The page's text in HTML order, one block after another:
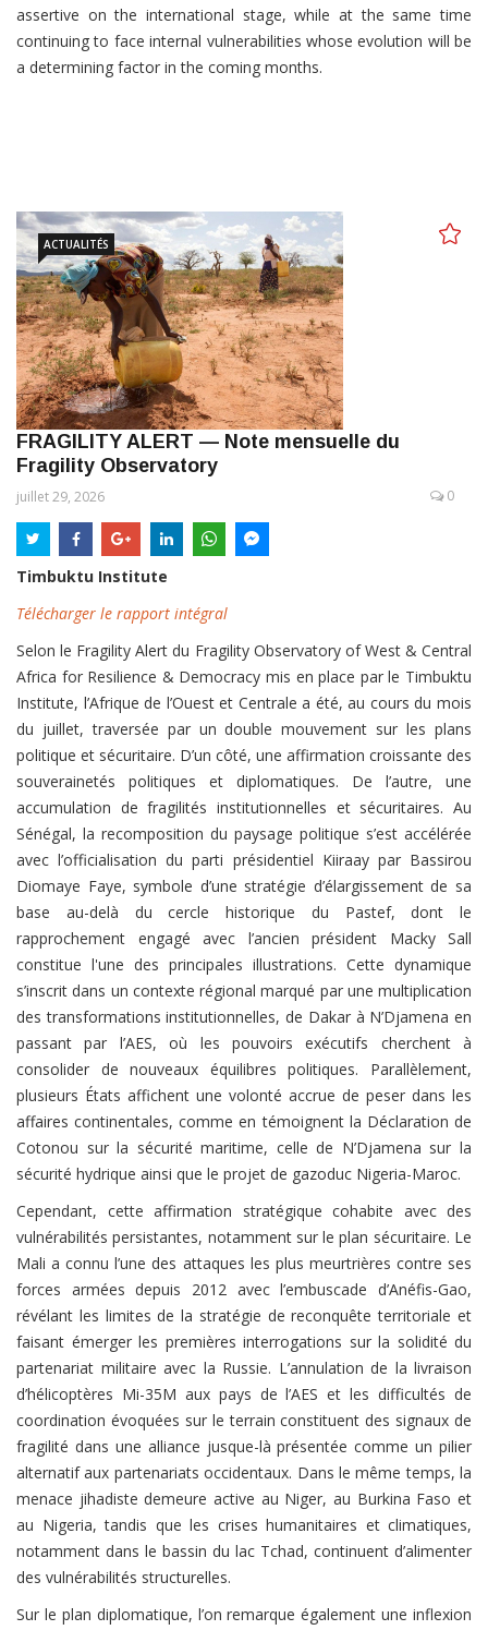
assertive on the international stage, while at the same time
continuing to face internal vulnerabilities whose evolution will be
a determining factor in the coming months.
ACTUALITÉS
FRAGILITY ALERT — Note mensuelle du
Fragility Observatory
juillet 29, 2026 0
Timbuktu Institute
Télécharger le rapport intégral
Selon le Fragility Alert du Fragility Observatory of West & Central
Africa for Resilience & Democracy mis en place par le Timbuktu
Institute, l’Afrique de l’Ouest et Centrale a été, au cours du mois
du juillet, traversée par un double mouvement sur les plans
politique et sécuritaire. D’un côté, une affirmation croissante des
souverainetés politiques et diplomatiques. De l’autre, une
accumulation de fragilités institutionnelles et sécuritaires. Au
Sénégal, la recomposition du paysage politique s’est accélérée
avec l’officialisation du parti présidentiel Kiiraay par Bassirou
Diomaye Faye, symbole d’une stratégie d’élargissement de sa
base au-delà du cercle historique du Pastef, dont le
rapprochement engagé avec l’ancien président Macky Sall
constitue l'une des principales illustrations. Cette dynamique
s’inscrit dans un contexte régional marqué par une multiplication
des transformations institutionnelles, de Dakar à N’Djamena en
passant par l’AES, où les pouvoirs exécutifs cherchent à
consolider de nouveaux équilibres politiques. Parallèlement,
plusieurs États affichent une volonté accrue de peser dans les
affaires continentales, comme en témoignent la Déclaration de
Cotonou sur la sécurité maritime, celle de N’Djamena sur la
sécurité hydrique ainsi que le projet de gazoduc Nigeria-Maroc.
Cependant, cette affirmation stratégique cohabite avec des
vulnérabilités persistantes, notamment sur le plan sécuritaire. Le
Mali a connu l’une des attaques les plus meurtrières contre ses
forces armées depuis 2012 avec l’embuscade d’Anéfis-Gao,
révélant les limites de la stratégie de reconquête territoriale et
faisant émerger les premières interrogations sur la solidité du
partenariat militaire avec la Russie. L’annulation de la livraison
d’hélicoptères Mi-35M aux pays de l’AES et les difficultés de
coordination évoquées sur le terrain constituent des signaux de
fragilité dans une alliance jusque-là présentée comme un pilier
alternatif aux partenariats occidentaux. Dans le même temps, la
menace jihadiste demeure active au Niger, au Burkina Faso et
au Nigeria, tandis que les crises humanitaires et climatiques,
notamment dans le bassin du lac Tchad, continuent d’alimenter
des vulnérabilités structurelles.
Sur le plan diplomatique, l’on remarque également une inflexion